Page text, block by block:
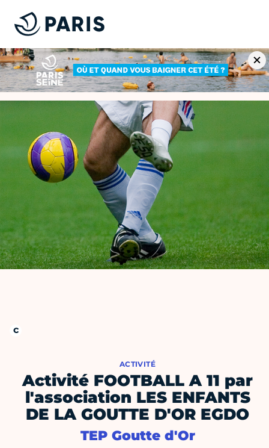
ACTIVITÉ
Activité FOOTBALL A 11 par
l'association LES ENFANTS
DE LA GOUTTE D'OR EGDO
TEP Goutte d'Or